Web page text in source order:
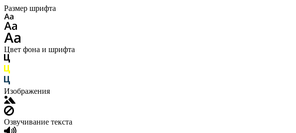
Размер шрифта
Цвет фона и шрифта
Изображения
Озвучивание текста